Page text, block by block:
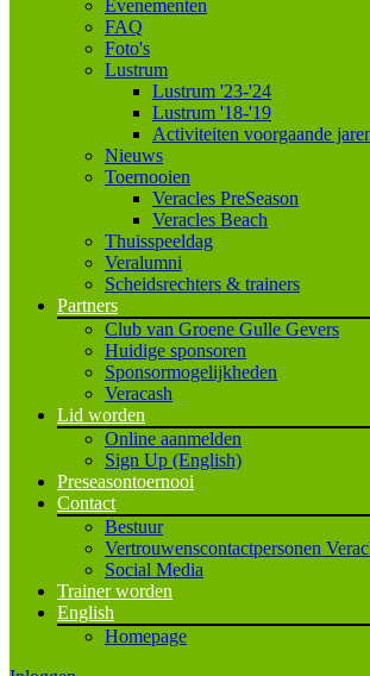
Evenementen
FAQ
Foto's
Lustrum
Lustrum '23-'24
Lustrum '18-'19
Activiteiten voorgaande
Nieuws
Toernooien
Veracles PreSeason
Veracles Beach
Thuisspeeldag
Veralumni
Scheidsrechters & trainers
Partners
Club van Groene Gulle Gevers
Huidige sponsoren
Sponsormogelijkheden
Veracash
Lid worden
Online aanmelden
Sign Up (English)
Preseasontoernooi
Contact
Bestuur
Vertrouwenscontactpersonen
Social Media
Trainer worden
English
Homepage